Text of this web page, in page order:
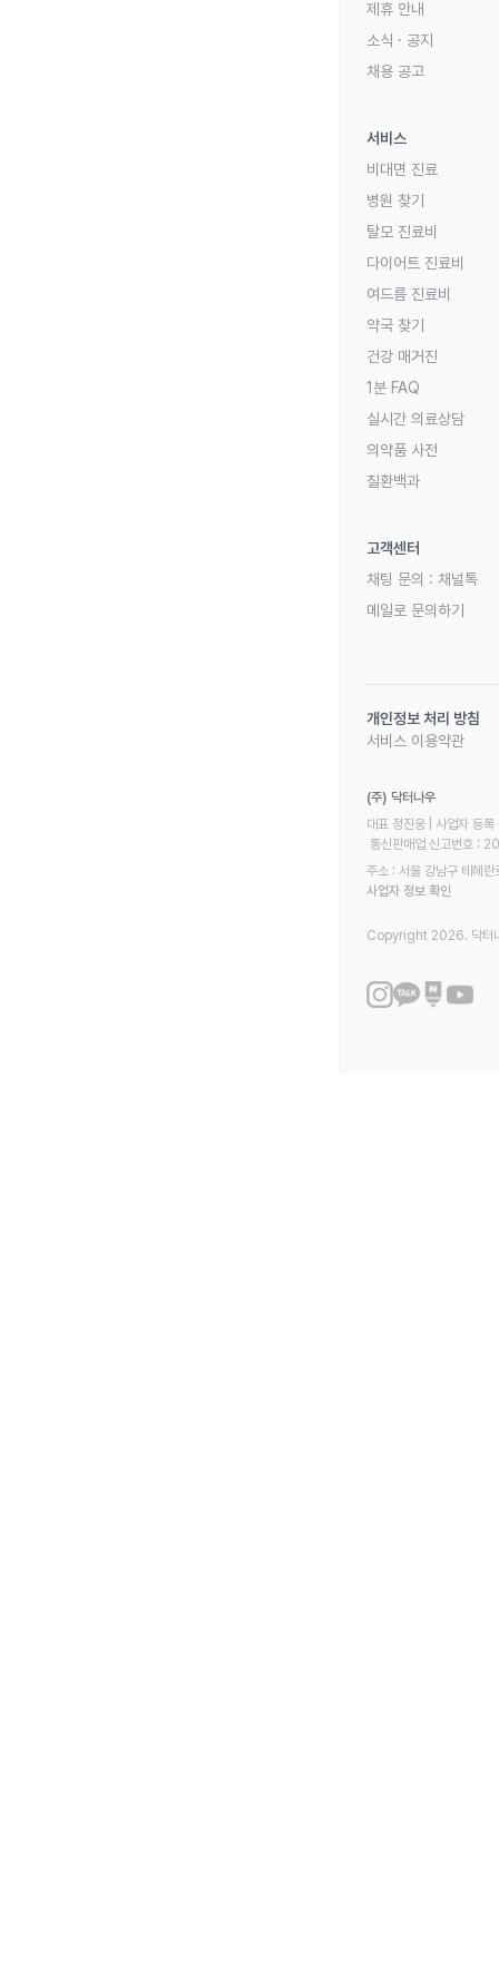
제휴 안내
소식 · 공지
채용 공고
서비스
비대면 진료
병원 찾기
탈모 진료비
다이어트 진료비
여드름 진료비
약국 찾기
건강 매거진
1분 FAQ
실시간 의료상담
의약품 사전
질환백과
고객센터
채팅 문의 : 채널톡
메일로 문의하기
개인정보 처리 방침
서비스 이용약관
(주) 닥터나우
대표 정진웅 | 사업자
통신판매업 신고번호
주소 : 서울 강남구 테헤
사업자 정보 확인
Copyright 2026. 닥터